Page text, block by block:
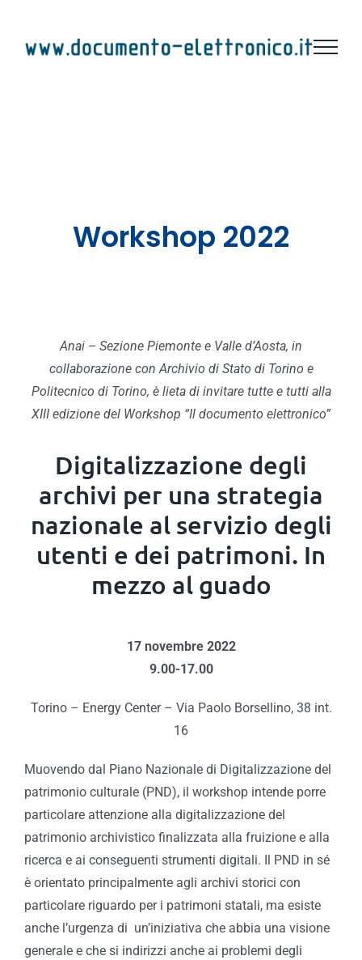
contenuto
Workshop 2022
Anai – Sezione Piemonte e Valle d’Aosta, in
collaborazione con Archivio di Stato di Torino e
Politecnico di Torino, è lieta di invitare tutte e tutti alla
XIII edizione del Workshop “Il documento elettronico”
Digitalizzazione degli
archivi per una strategia
nazionale al servizio degli
utenti e dei patrimoni. In
mezzo al guado
17 novembre 2022
9.00-17.00
Torino – Energy Center – Via Paolo Borsellino, 38 int.
16
Muovendo dal Piano Nazionale di Digitalizzazione del
patrimonio culturale (PND), il workshop intende porre
particolare attenzione alla digitalizzazione del
patrimonio archivistico finalizzata alla fruizione e alla
ricerca e ai conseguenti strumenti digitali. Il PND in sé
è orientato principalmente agli archivi storici con
particolare riguardo per i patrimoni statali, ma esiste
anche l’urgenza di un’iniziativa che abbia una visione
generale e che si indirizzi anche ai problemi degli